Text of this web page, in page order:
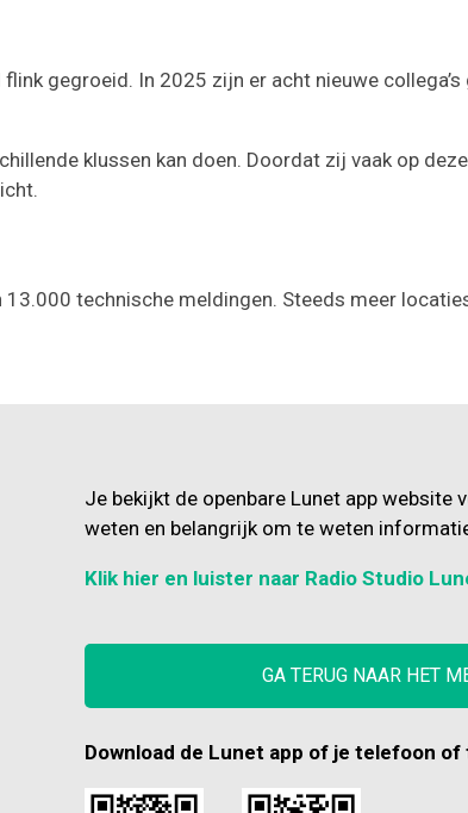
gegroeid. In 2025 zijn er acht nieuwe
klussen kan doen. Doordat zij vaak op
technische meldingen. Steeds meer
Je bekijkt de openbare Lunet app website
weten en belangrijk om te weten
Klik hier en luister naar Radio Studio
GA TERUG NAAR HET
Download de Lunet app of je telefoon of